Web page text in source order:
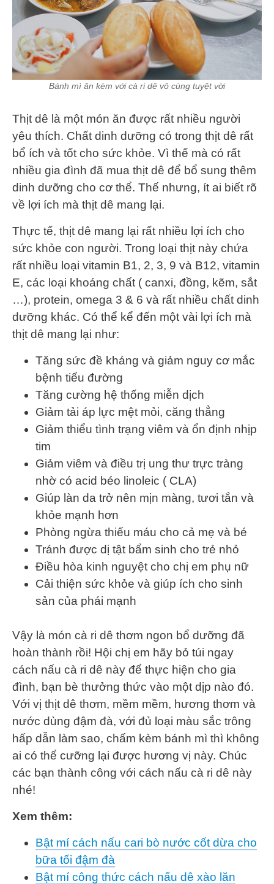
Bánh mì ăn kèm với cà ri dê vô cùng tuyệt vời
Thịt dê là một món ăn được rất nhiều người
yêu thích. Chất dinh dưỡng có trong thịt dê rất
bổ ích và tốt cho sức khỏe. Vì thế mà có rất
nhiều gia đình đã mua thịt dê để bổ sung thêm
dinh dưỡng cho cơ thể. Thế nhưng, ít ai biết rõ
về lợi ích mà thịt dê mang lại.
Thực tế, thịt dê mang lại rất nhiều lợi ích cho
sức khỏe con người. Trong loại thịt này chứa
rất nhiều loại vitamin B1, 2, 3, 9 và B12, vitamin
E, các loại khoáng chất ( canxi, đồng, kẽm, sắt
…), protein, omega 3 & 6 và rất nhiều chất dinh
dưỡng khác. Có thể kể đến một vài lợi ích mà
thịt dê mang lại như:
Tăng sức đề kháng và giảm nguy cơ mắc
bệnh tiểu đường
Tăng cường hệ thống miễn dịch
Giảm tải áp lực mệt mỏi, căng thẳng
Giảm thiểu tình trạng viêm và ổn định nhịp
tim
Giảm viêm và điều trị ung thư trực tràng
nhờ có acid béo linoleic ( CLA)
Giúp làn da trở nên mịn màng, tươi tắn và
khỏe mạnh hơn
Phòng ngừa thiếu máu cho cả mẹ và bé
Tránh được dị tật bẩm sinh cho trẻ nhỏ
Điều hòa kinh nguyệt cho chị em phụ nữ
Cải thiện sức khỏe và giúp ích cho sinh
sản của phái mạnh
Vậy là món cà ri dê thơm ngon bổ dưỡng đã
hoàn thành rồi! Hội chị em hãy bỏ túi ngay
cách nấu cà ri dê này để thực hiện cho gia
đình, bạn bè thưởng thức vào một dịp nào đó.
Với vị thịt dê thơm, mềm mềm, hương thơm và
nước dùng đậm đà, với đủ loại màu sắc trông
hấp dẫn làm sao, chấm kèm bánh mì thì không
ai có thể cưỡng lại được hương vị này. Chúc
các bạn thành công với cách nấu cà ri dê này
nhé!
Xem thêm:
Bật mí cách nấu cari bò nước cốt dừa cho
bữa tối đậm đà
Bật mí công thức cách nấu dê xào lăn